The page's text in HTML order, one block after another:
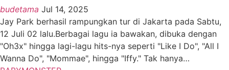
budetama Jul 14, 2025
Jay Park berhasil rampungkan tur di Jakarta pada Sabtu,
12 Juli 02 lalu.Berbagai lagu ia bawakan, dibuka dengan
"Oh3x" hingga lagi-lagu hits-nya seperti "Like I Do", "All I
Wanna Do", "Mommae", hingga "Iffy." Tak hanya…